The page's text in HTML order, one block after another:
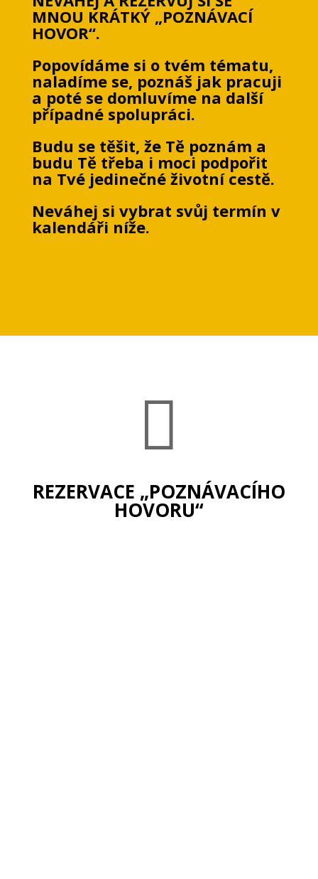
MNOU KRÁTKÝ „POZNÁVACÍ
HOVOR“.
Popovídáme si o tvém tématu,
naladíme se, poznáš jak pracuji
a poté se domluvíme na další
případné spolupráci.
Budu se těšit, že Tě poznám a
budu Tě třeba i moci podpořit
na Tvé jedinečné životní cestě.
Neváhej si vybrat svůj termín v
kalendáři níže.

REZERVACE „POZNÁVACÍHO
HOVORU“